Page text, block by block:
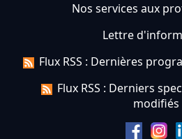
Nos services aux
Lettre
Flux RSS : Dernières
Flux RSS : Derniers
modifiés